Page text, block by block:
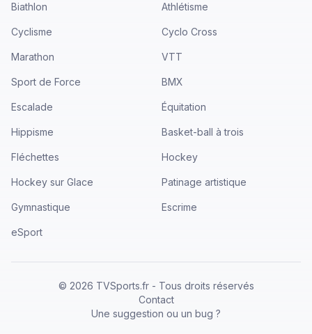
Biathlon Athlétisme
Cyclisme Cyclo Cross
Marathon VTT
Sport de Force BMX
Escalade Équitation
Hippisme Basket-ball à trois
Fléchettes Hockey
Hockey sur Glace Patinage artistique
Gymnastique Escrime
eSport
© 2026 TVSports.fr - Tous droits réservés
Contact
Une suggestion ou un bug ?